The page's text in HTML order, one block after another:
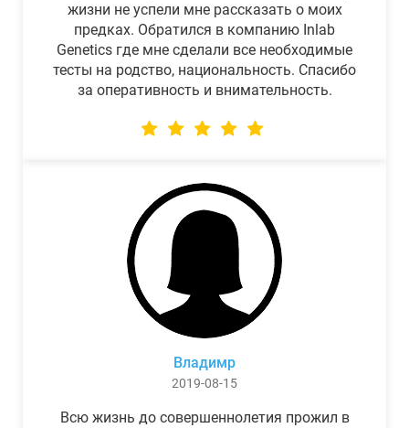
жизни не успели мне рассказать о моих
предках. Обратился в компанию Inlab
Genetics где мне сделали все необходимые
тесты на родство, национальность. Спасибо
за оперативность и внимательность.
Владимр
2019-08-15
Всю жизнь до совершеннолетия прожил в